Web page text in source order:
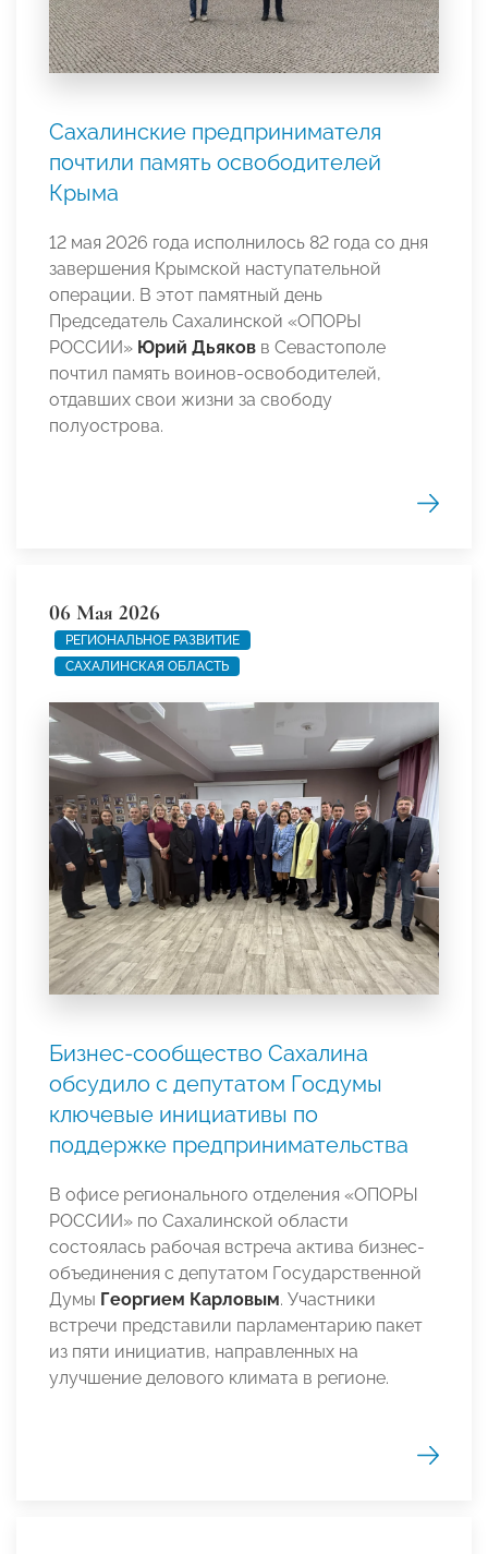
Сахалинские предпринимателя
почтили память освободителей
Крыма
12 мая 2026 года исполнилось 82 года со дня
завершения Крымской наступательной
операции. В этот памятный день
Председатель Сахалинской «ОПОРЫ
РОССИИ» Юрий Дьяков в Севастополе
почтил память воинов-освободителей,
отдавших свои жизни за свободу
полуострова.
06 Мая 2026
РЕГИОНАЛЬНОЕ РАЗВИТИЕ
САХАЛИНСКАЯ ОБЛАСТЬ
Бизнес-сообщество Сахалина
обсудило с депутатом Госдумы
ключевые инициативы по
поддержке предпринимательства
В офисе регионального отделения «ОПОРЫ
РОССИИ» по Сахалинской области
состоялась рабочая встреча актива бизнес-
объединения с депутатом Государственной
Думы Георгием Карловым. Участники
встречи представили парламентарию пакет
из пяти инициатив, направленных на
улучшение делового климата в регионе.